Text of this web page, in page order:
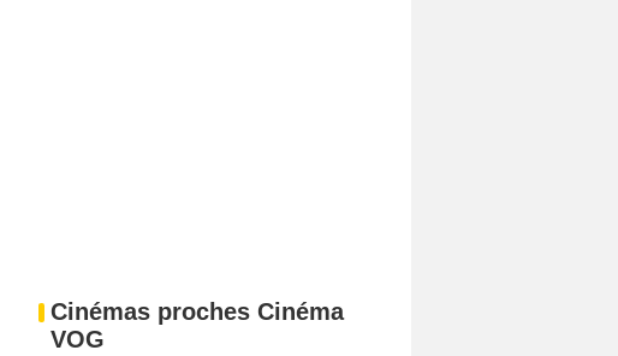
Cinémas proches Cinéma
VOG